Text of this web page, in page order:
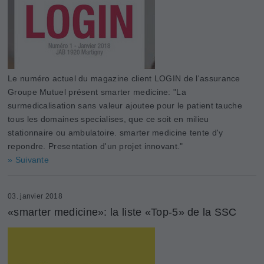
Le numéro actuel du magazine client LOGIN de l'assurance
Groupe Mutuel présent smarter medicine: "La
surmedicalisation sans valeur ajoutee pour le patient tauche
tous les domaines specialises, que ce soit en milieu
stationnaire ou ambulatoire. smarter medicine tente d'y
repondre. Presentation d'un projet innovant."
» Suivante
03. janvier 2018
«smarter medicine»: la liste «Top-5» de la SSC